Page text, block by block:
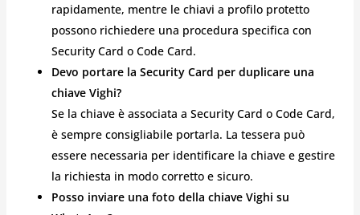
rapidamente, mentre le chiavi a profilo protetto
possono richiedere una procedura specifica con
Security Card o Code Card.
Devo portare la Security Card per duplicare una
chiave Vighi?
Se la chiave è associata a Security Card o Code Card,
è sempre consigliabile portarla. La tessera può
essere necessaria per identificare la chiave e gestire
la richiesta in modo corretto e sicuro.
Posso inviare una foto della chiave Vighi su